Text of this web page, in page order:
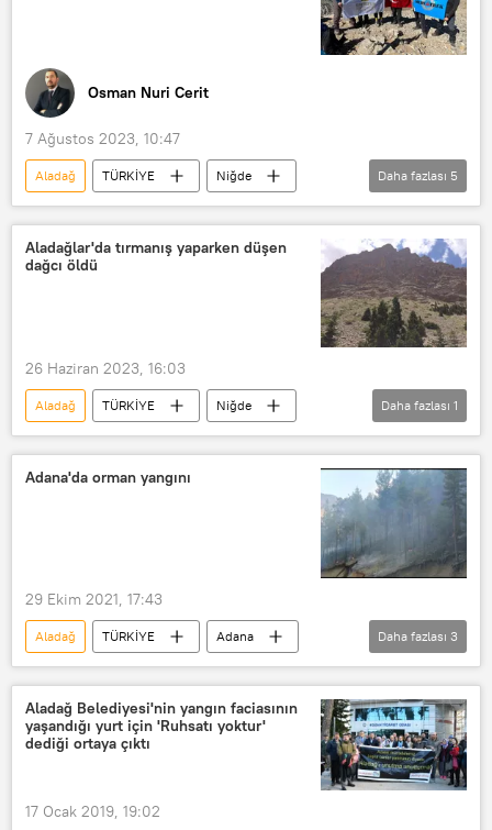
Osman Nuri Cerit
7 Ağustos 2023, 10:47
Aladağ TÜRKİYE
Niğde
Dağcı
dağcılık
tırmanış
köy okulları
Zirve
Daha fazlası 5
Aladağlar'da tırmanış yaparken düşen
dağcı öldü
26 Haziran 2023, 16:03
Aladağ TÜRKİYE
Niğde
Dağcı
Daha fazlası 1
Adana'da orman yangını
29 Ekim 2021, 17:43
Aladağ TÜRKİYE
Adana
Yangın
Orman yangını
İtfaiye
Daha fazlası 3
Aladağ Belediyesi'nin yangın faciasının
yaşandığı yurt için 'Ruhsatı yoktur'
dediği ortaya çıktı
17 Ocak 2019, 19:02